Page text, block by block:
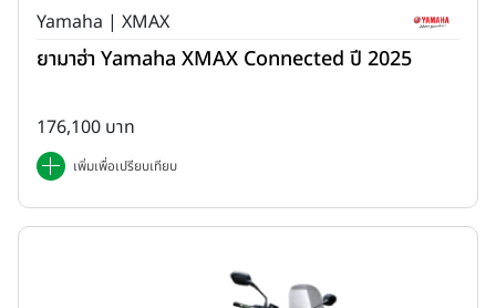
Yamaha | XMAX
ยามาฮ่า Yamaha XMAX Connected ปี 2025
176,100 บาท
เพิ่มเพื่อเปรียบเทียบ